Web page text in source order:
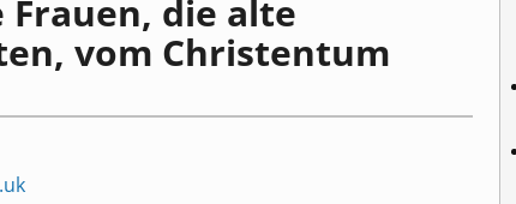
Frauen, die alte
vom Christentum